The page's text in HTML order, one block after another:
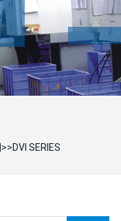
>>DVI SERIES